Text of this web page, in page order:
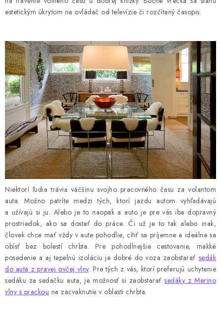
estetickým úkrytom na ovládač od televízie či rozčítaný časopis.
Niektorí ľudia trávia väčšinu svojho pracovného času za volantom
auta. Možno patríte medzi tých, ktorí jazdu autom vyhľadávajú
a užívajú si ju. Alebo je to naopak a auto je pre vás iba dopravný
prostriedok, ako sa dostať do práce. Či už je to tak alebo inak,
človek chce mať vždy v aute pohodlie, cítiť sa príjemne a ideálne sa
obísť bez bolestí chrbta. Pre pohodlnejšie cestovanie, mäkké
posedenie a aj tepelnú izoláciu je dobré do voza zaobstarať sedák
do auta z pravej ovčej vlny. Pre tých z vás, ktorí preferujú uchytenie
sedáku za sedačku auta, je možnosť si zaobstaraťsedáky z Merino
vlny s prackou na zacvaknutie v oblasti chrbta.